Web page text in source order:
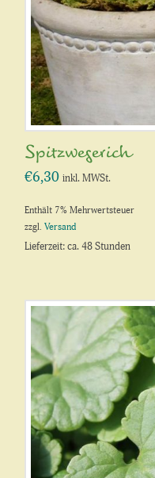
Spitzwegerich
€6,30 inkl. MWSt.
Enthält 7% Mehrwertsteuer
zzgl.Versand
Lieferzeit: ca. 48 Stunden